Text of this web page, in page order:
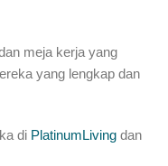
meja kerja yang
yang lengkap dan
di PlatinumLiving dan